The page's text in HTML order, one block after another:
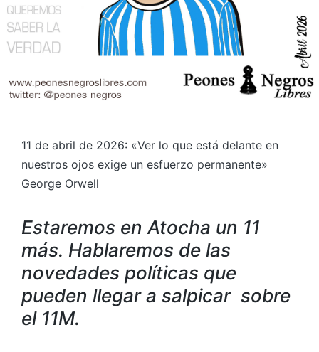
11 de abril de 2026: «Ver lo que está delante en
nuestros ojos exige un esfuerzo permanente»
George Orwell
Estaremos en Atocha un 11
más. Hablaremos de las
novedades políticas que
pueden llegar a salpicar sobre
el 11M.